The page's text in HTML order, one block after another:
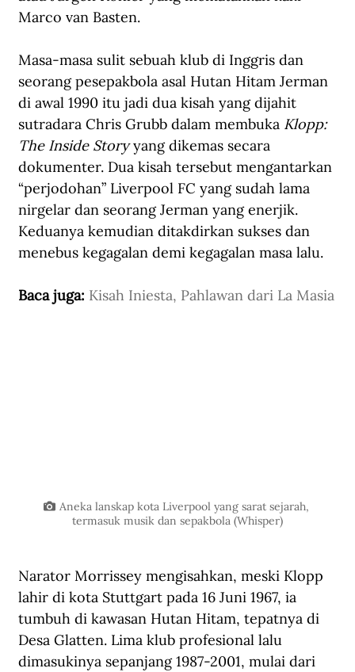
Marco van Basten.
Masa-masa sulit sebuah klub di Inggris dan
seorang pesepakbola asal Hutan Hitam Jerman
di awal 1990 itu jadi dua kisah yang dijahit
sutradara Chris Grubb dalam membuka Klopp:
The Inside Story yang dikemas secara
dokumenter. Dua kisah tersebut mengantarkan
“perjodohan” Liverpool FC yang sudah lama
nirgelar dan seorang Jerman yang enerjik.
Keduanya kemudian ditakdirkan sukses dan
menebus kegagalan demi kegagalan masa lalu.
Baca juga: Kisah Iniesta, Pahlawan dari La Masia
Aneka lanskap kota Liverpool yang sarat sejarah,
termasuk musik dan sepakbola (Whisper)
Narator Morrissey mengisahkan, meski Klopp
lahir di kota Stuttgart pada 16 Juni 1967, ia
tumbuh di kawasan Hutan Hitam, tepatnya di
Desa Glatten. Lima klub profesional lalu
dimasukinya sepanjang 1987-2001, mulai dari